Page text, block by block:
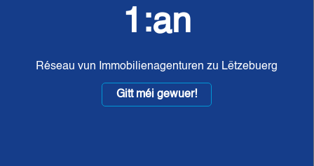
1:an
Réseau vun Immobilienagenturen zu Lëtzebuerg
Gitt méi gewuer!